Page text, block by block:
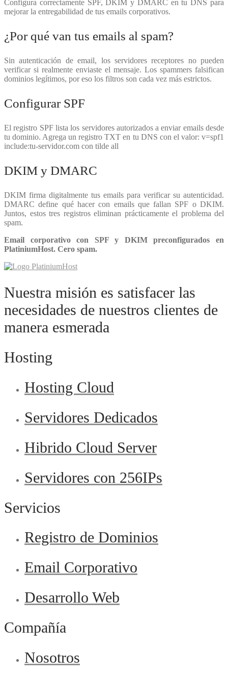
Configura correctamente SPF, DKIM y DMARC en tu DNS para
mejorar la entregabilidad de tus emails corporativos.
¿Por qué van tus emails al spam?
Sin autenticación de email, los servidores receptores no pueden
verificar si realmente enviaste el mensaje. Los spammers falsifican
dominios legítimos, por eso los filtros son cada vez más estrictos.
Configurar SPF
El registro SPF lista los servidores autorizados a enviar emails desde
tu dominio. Agrega un registro TXT en tu DNS con el valor: v=spf1
include:tu-servidor.com con tilde all
DKIM y DMARC
DKIM firma digitalmente tus emails para verificar su autenticidad.
DMARC define qué hacer con emails que fallan SPF o DKIM.
Juntos, estos tres registros eliminan prácticamente el problema del
spam.
Email corporativo con SPF y DKIM preconfigurados en
PlatiniumHost. Cero spam.
Nuestra misión es satisfacer las
necesidades de nuestros clientes de
manera esmerada
Hosting
Hosting Cloud
Servidores Dedicados
Hibrido Cloud Server
Servidores con 256IPs
Servicios
Registro de Dominios
Email Corporativo
Desarrollo Web
Compañía
Nosotros